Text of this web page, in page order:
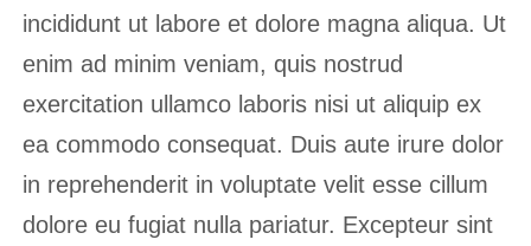
incididunt ut labore et dolore magna aliqua. Ut
enim ad minim veniam, quis nostrud
exercitation ullamco laboris nisi ut aliquip ex
ea commodo consequat. Duis aute irure dolor
in reprehenderit in voluptate velit esse cillum
dolore eu fugiat nulla pariatur. Excepteur sint